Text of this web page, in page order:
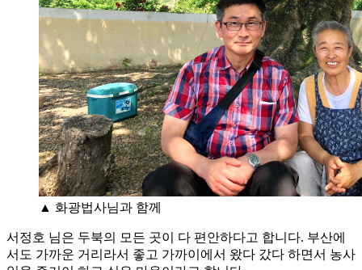
▲ 화광법사님과 함께
서정호 님은 두북의 모든 곳이 다 편안하다고 합니다. 부산에
서도 가까운 거리라서 좋고 가까이에서 왔다 갔다 하면서 농사